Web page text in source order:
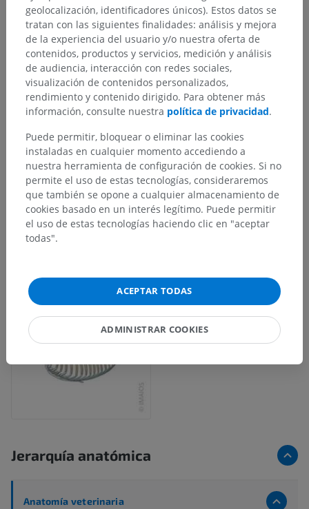
Jerarquía anatómica
Anatomía veterinaria
geolocalización, identificadores únicos). Estos datos se
tratan con las siguientes finalidades: análisis y mejora
de la experiencia del usuario y/o nuestra oferta de
contenidos, productos y servicios, medición y análisis
de audiencia, interacción con redes sociales,
visualización de contenidos personalizados,
rendimiento y contenido dirigido. Para obtener más
información, consulte nuestra política de privacidad.
Puede permitir, bloquear o eliminar las cookies
instaladas en cualquier momento accediendo a
nuestra herramienta de configuración de cookies. Si no
permite el uso de estas tecnologías, consideraremos
que también se opone a cualquier almacenamiento de
cookies basado en un interés legítimo. Puede permitir
el uso de estas tecnologías haciendo clic en "aceptar
todas".
ACEPTAR TODAS
ADMINISTRAR COOKIES